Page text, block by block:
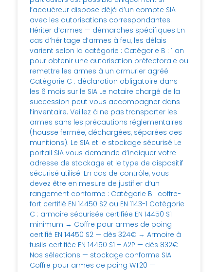
l’acquéreur dispose déjà d’un compte SIA
avec les autorisations correspondantes.
Hériter d’armes — démarches spécifiques En
cas d’héritage d’armes à feu, les délais
varient selon la catégorie : Catégorie B : 1 an
pour obtenir une autorisation préfectorale ou
remettre les armes à un armurier agréé
Catégorie C : déclaration obligatoire dans
les 6 mois sur le SIA Le notaire chargé de la
succession peut vous accompagner dans
l’inventaire. Veillez à ne pas transporter les
armes sans les précautions réglementaires
(housse fermée, déchargées, séparées des
munitions). Le SIA et le stockage sécurisé Le
portail SIA vous demande d’indiquer votre
adresse de stockage et le type de dispositif
sécurisé utilisé. En cas de contrôle, vous
devez être en mesure de justifier d’un
rangement conforme : Catégorie B : coffre-
fort certifié EN 14450 S2 ou EN 1143-1 Catégorie
C : armoire sécurisée certifiée EN 14450 S1
minimum → Coffre pour armes de poing
certifié EN 14450 S2 — dès 324€ → Armoire à
fusils certifiée EN 14450 S1 + A2P — dès 832€
Nos sélections — stockage conforme SIA
Coffre pour armes de poing WT20 —